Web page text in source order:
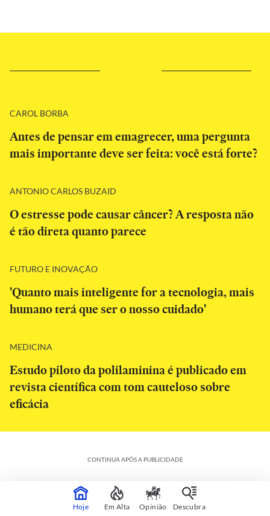
CAROL BORBA
Antes de pensar em emagrecer, uma pergunta
mais importante deve ser feita: você está forte?
ANTONIO CARLOS BUZAID
O estresse pode causar câncer? A resposta não
é tão direta quanto parece
FUTURO E INOVAÇÃO
'Quanto mais inteligente for a tecnologia, mais
humano terá que ser o nosso cuidado'
MEDICINA
Estudo piloto da polilaminina é publicado em
revista científica com tom cauteloso sobre
eficácia
CONTINUA APÓS A PUBLICIDADE
Hoje Em Alta Opinião Descubra